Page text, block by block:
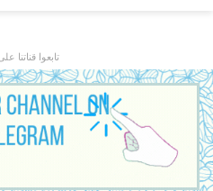
تابعوا قناتنا